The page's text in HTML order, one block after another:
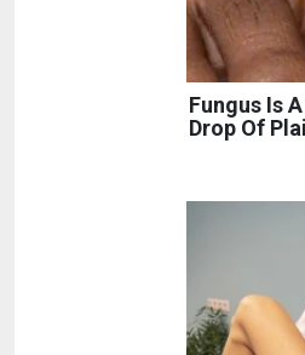
Fungus Is
Drop Of